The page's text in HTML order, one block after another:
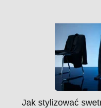
Jak stylizować